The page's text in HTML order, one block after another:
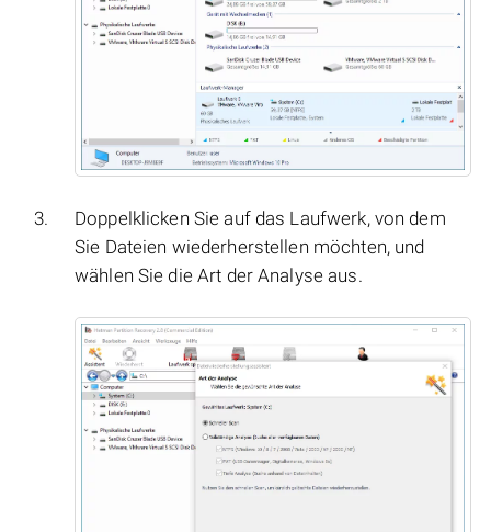
Doppelklicken Sie auf das Laufwerk, von dem
Sie Dateien wiederherstellen möchten, und
wählen Sie die Art der Analyse aus.